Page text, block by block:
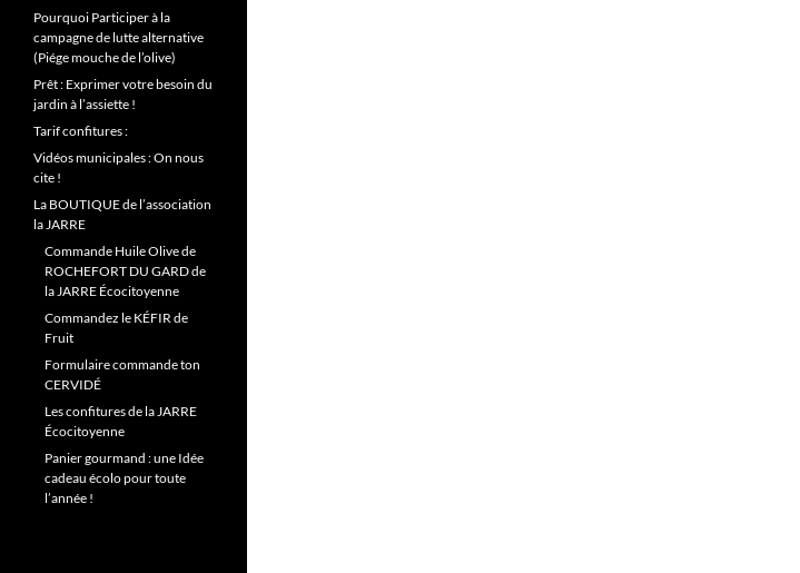
Pourquoi Participer à la
campagne de lutte alternative
(Piége mouche de l’olive)
Prêt : Exprimer votre besoin du
jardin à l’assiette !
Tarif confitures :
Vidéos municipales : On nous
cite !
La BOUTIQUE de l’association
la JARRE
Commande Huile Olive de
ROCHEFORT DU GARD de
la JARRE Écocitoyenne
Commandez le KÉFIR de
Fruit
Formulaire commande ton
CERVIDÉ
Les confitures de la JARRE
Écocitoyenne
Panier gourmand : une Idée
cadeau écolo pour toute
l’année !